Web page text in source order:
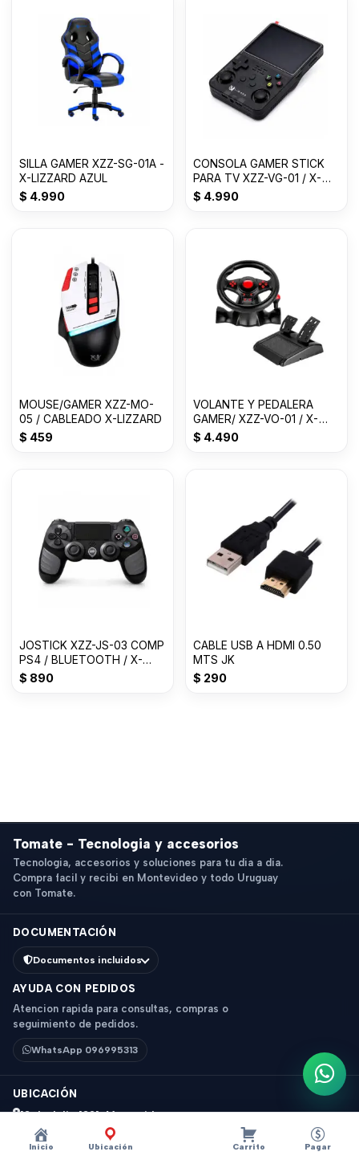
Inicio Ubicación Carrito Pagar
SILLA GAMER XZZ-SG-01A -
X-LIZZARD AZUL
$ 4.990
CONSOLA GAMER STICK
PARA TV XZZ-VG-01 / X-
LIZZARD
$ 4.990
MOUSE/GAMER XZZ-MO-
05 / CABLEADO X-LIZZARD
$ 459
VOLANTE Y PEDALERA
GAMER/ XZZ-VO-01 / X-
LIZZARD
$ 4.490
JOSTICK XZZ-JS-03 COMP
PS4 / BLUETOOTH / X-
LIZZARD
$ 890
CABLE USB A HDMI 0.50
MTS JK
$ 290
Tomate - Tecnologia y accesorios
Tecnologia, accesorios y soluciones para tu dia a dia.
Compra facil y recibi en Montevideo y todo Uruguay
con Tomate.
DOCUMENTACIÓN
Documentos incluidos
AYUDA CON PEDIDOS
Atencion rapida para consultas, compras o
seguimiento de pedidos.
WhatsApp 096995313
UBICACIÓN
18 de Julio 1831, Montevideo
Horario: 9 a 18 hs